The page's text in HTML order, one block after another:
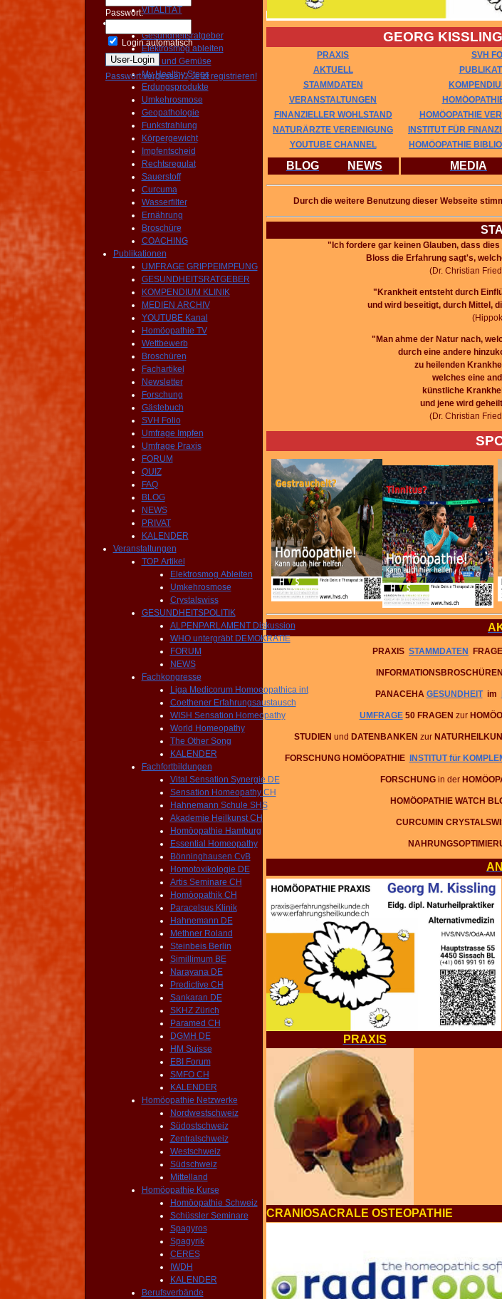
VITALITÄT
Prävention
Gesundheitsratgeber
Elektrosmog ableiten
Obst und Gemüse
My Healthy Steps
Erdungsprodukte
Umkehrosmose
Geopathologie
Funkstrahlung
Körpergewicht
Impfentscheid
Rechtsregulat
Sauerstoff
Curcuma
Wasserfilter
Ernährung
Broschüre
COACHING
Publikationen
UMFRAGE GRIPPEIMPFUNG
GESUNDHEITSRATGEBER
KOMPENDIUM KLINIK
MEDIEN ARCHIV
YOUTUBE Kanal
Homöopathie TV
Wettbewerb
Broschüren
Fachartikel
Newsletter
Forschung
Gästebuch
SVH Folio
Umfrage Impfen
Umfrage Praxis
FORUM
QUIZ
FAQ
BLOG
NEWS
PRIVAT
KALENDER
Veranstaltungen
TOP Artikel
Elektrosmog Ableiten
Umkehrosmose
Crystalswiss
GESUNDHEITSPOLITIK
ALPENPARLAMENT Diskussion
WHO untergräbt DEMOKRATIE
FORUM
NEWS
Fachkongresse
Liga Medicorum Homoeopathica int
Coethener Erfahrungsaustausch
WISH Sensation Homeopathy
World Homeopathy
The Other Song
KALENDER
Fachfortbildungen
Vital Sensation Synergie DE
Sensation Homeopathy CH
Hahnemann Schule SHS
Akademie Heilkunst CH
Homöopathie Hamburg
Essential Homeopathy
Bönninghausen CvB
Homotoxikologie DE
Artis Seminare CH
Homöopathik CH
Paracelsus Klinik
Hahnemann DE
Methner Roland
Steinbeis Berlin
Simillimum BE
Narayana DE
Predictive CH
Sankaran DE
SKHZ Zürich
Paramed CH
DGMH DE
HM Suisse
EBI Forum
SMFO CH
KALENDER
Homöopathie Netzwerke
Nordwestschweiz
Südostschweiz
Zentralschweiz
Westschweiz
Südschweiz
Mittelland
Homöopathie Kurse
Homöopathie Schweiz
Schüssler Seminare
Spagyros
Spagyrik
CERES
IWDH
KALENDER
Berufsverbände
Passwort:
Login automatisch
Passwort vergessen? Jetzt registrieren!
GEORG
PRAXIS SVH
AKTUELL
STAMMDATEN
VERANSTALTUNGEN
FINANZIELLER WOHLSTAND
HOMÖOPATHIE
NATURÄRZTE VEREINIGUNG
INSTITUT FÜR
YOUTUBE CHANNEL
HOMÖOPATHIE
BLOG NEWS MEDIA
Durch die weitere Benutzung dieser Webseite
"Ich fordere gar keinen Glauben, dass
Bloss die Erfahrung sagt's,
(Dr. Christian
"Krankheit entsteht durch
und wird beseitigt, durch Mittel,
"Man ahme der Natur nach,
durch eine andere
zu heilenden
welches eine
künstliche
und jene wird
(Dr. Christian
PRAXIS STAMMDATEN
INFORMATIONSBROSCHÜREN
PANACEHA GESUNDHEIT im
UMFRAGE 50 FRAGEN zur
STUDIEN und DATENBANKEN zur
FORSCHUNG HOMÖOPATHIE INSTITUT für
FORSCHUNG in der
HOMÖOPATHIE WATCH
CURCUMIN
PRAXIS
CRANIOSACRALE OSTEOPATHIE